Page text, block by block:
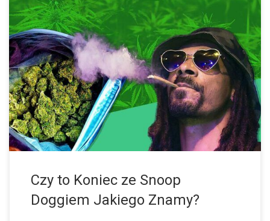
Legenda hip-hopu i wieloletni wielbiciel marihuany Snoop Dogg,
zszokował opinię […]
Czy to Koniec ze Snoop
Doggiem Jakiego Znamy?